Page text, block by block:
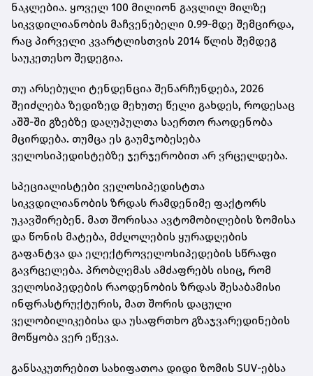
ნაკლებია. ყოველ 100 მილიონ გავლილ მილზე
სიკვდილიანობის მაჩვენებელი 0.99-მდე შემცირდა,
რაც პირველი კვარტლისთვის 2014 წლის შემდეგ
საუკეთესო შედეგია.
თუ არსებული ტენდენცია შენარჩუნდება, 2026
შეიძლება ზედიზედ მეხუთე წელი გახდეს, როდესაც
აშშ-ში გზებზე დაღუპულთა საერთო რაოდენობა
მცირდება. თუმცა ეს გაუმჯობესება
ველოსიპედისტებზე ჯერჯერობით არ ვრცელდება.
სპეციალისტები ველოსიპედისტთა
სიკვდილიანობის ზრდას რამდენიმე ფაქტორს
უკავშირებენ. მათ შორისაა ავტომობილების ზომისა
და წონის მატება, მძღოლების ყურადღების
გაფანტვა და ელექტროველოსიპედების სწრაფი
გავრცელება. პრობლემას ამძაფრებს ისიც, რომ
ველოსიპედების რაოდენობის ზრდას შესაბამისი
ინფრასტრუქტურის, მათ შორის დაცული
ველობილიკებისა და უსაფრთხო გზაჯვარედინების
მოწყობა ვერ ეწევა.
განსაკუთრებით სახიფათოა დიდი ზომის SUV-ებსა